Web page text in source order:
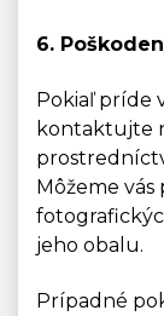
6.
Pokiaľ príde
kontaktujte
Môžeme
jeho obalu.
Prípadné